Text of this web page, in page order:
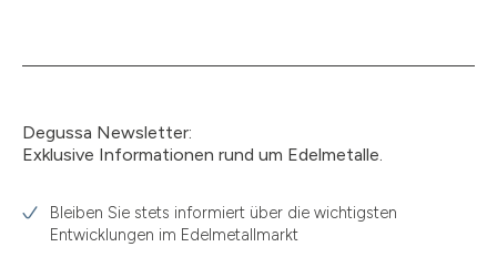
Degussa Newsletter:
Exklusive Informationen rund um Edelmetalle.
Bleiben Sie stets informiert über die wichtigsten
Entwicklungen im Edelmetallmarkt